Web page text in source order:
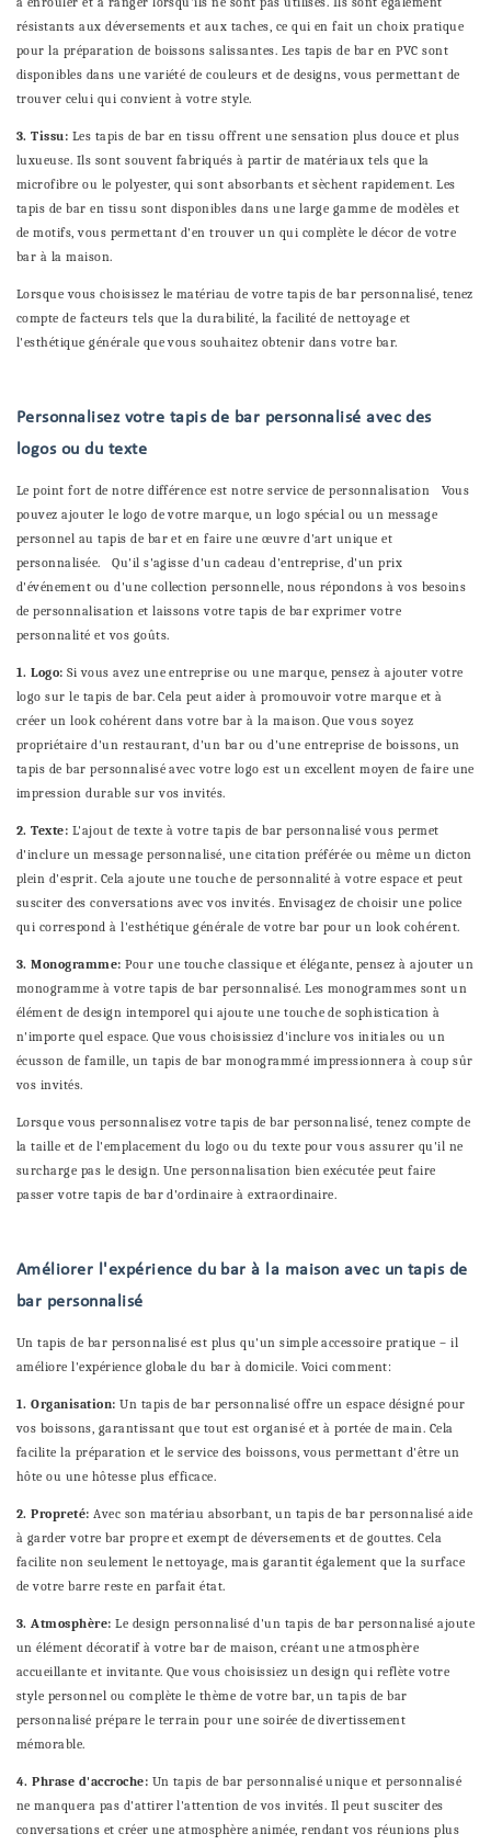
résistants aux déversements et aux taches, ce qui en fait un choix pratique
pour la préparation de boissons salissantes. Les tapis de bar en PVC sont
disponibles dans une variété de couleurs et de designs, vous permettant de
trouver celui qui convient à votre style.
3. Tissu: Les tapis de bar en tissu offrent une sensation plus douce et plus
luxueuse. Ils sont souvent fabriqués à partir de matériaux tels que la
microfibre ou le polyester, qui sont absorbants et sèchent rapidement. Les
tapis de bar en tissu sont disponibles dans une large gamme de modèles et
de motifs, vous permettant d'en trouver un qui complète le décor de votre
bar à la maison.
Lorsque vous choisissez le matériau de votre tapis de bar personnalisé, tenez
compte de facteurs tels que la durabilité, la facilité de nettoyage et
l'esthétique générale que vous souhaitez obtenir dans votre bar.
Personnalisez votre tapis de bar personnalisé avec des
logos ou du texte
Le point fort de notre différence est notre service de personnalisation Vous
pouvez ajouter le logo de votre marque, un logo spécial ou un message
personnel au tapis de bar et en faire une œuvre d'art unique et
personnalisée. Qu'il s'agisse d'un cadeau d'entreprise, d'un prix
d'événement ou d'une collection personnelle, nous répondons à vos besoins
de personnalisation et laissons votre tapis de bar exprimer votre
personnalité et vos goûts.
1. Logo:Si vous avez une entreprise ou une marque, pensez à ajouter votre
logo sur le tapis de bar. Cela peut aider à promouvoir votre marque et à
créer un look cohérent dans votre bar à la maison. Que vous soyez
propriétaire d'un restaurant, d'un bar ou d'une entreprise de boissons, un
tapis de bar personnalisé avec votre logo est un excellent moyen de faire une
impression durable sur vos invités.
2. Texte: L'ajout de texte à votre tapis de bar personnalisé vous permet
d'inclure un message personnalisé, une citation préférée ou même un dicton
plein d'esprit. Cela ajoute une touche de personnalité à votre espace et peut
susciter des conversations avec vos invités. Envisagez de choisir une police
qui correspond à l'esthétique générale de votre bar pour un look cohérent.
3. Monogramme:Pour une touche classique et élégante, pensez à ajouter un
monogramme à votre tapis de bar personnalisé. Les monogrammes sont un
élément de design intemporel qui ajoute une touche de sophistication à
n'importe quel espace. Que vous choisissiez d'inclure vos initiales ou un
écusson de famille, un tapis de bar monogrammé impressionnera à coup sûr
vos invités.
Lorsque vous personnalisez votre tapis de bar personnalisé, tenez compte de
la taille et de l'emplacement du logo ou du texte pour vous assurer qu'il ne
surcharge pas le design. Une personnalisation bien exécutée peut faire
passer votre tapis de bar d'ordinaire à extraordinaire.
Améliorer l'expérience du bar à la maison avec un tapis de
bar personnalisé
Un tapis de bar personnalisé est plus qu'un simple accessoire pratique – il
améliore l'expérience globale du bar à domicile. Voici comment:
1. Organisation:Un tapis de bar personnalisé offre un espace désigné pour
vos boissons, garantissant que tout est organisé et à portée de main. Cela
facilite la préparation et le service des boissons, vous permettant d'être un
hôte ou une hôtesse plus efficace.
2. Propreté:Avec son matériau absorbant, un tapis de bar personnalisé aide
à garder votre bar propre et exempt de déversements et de gouttes. Cela
facilite non seulement le nettoyage, mais garantit également que la surface
de votre barre reste en parfait état.
3. Atmosphère:Le design personnalisé d'un tapis de bar personnalisé ajoute
un élément décoratif à votre bar de maison, créant une atmosphère
accueillante et invitante. Que vous choisissiez un design qui reflète votre
style personnel ou complète le thème de votre bar, un tapis de bar
personnalisé prépare le terrain pour une soirée de divertissement
mémorable.
4. Phrase d'accroche: Un tapis de bar personnalisé unique et personnalisé
ne manquera pas d'attirer l'attention de vos invités. Il peut susciter des
conversations et créer une atmosphère animée, rendant vos réunions plus